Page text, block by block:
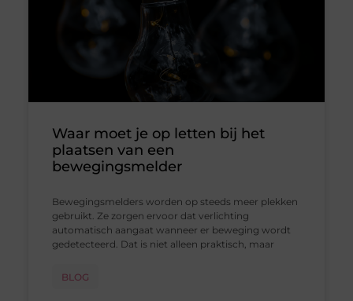
Waar moet je op letten bij het
plaatsen van een
bewegingsmelder
Bewegingsmelders worden op steeds meer plekken
gebruikt. Ze zorgen ervoor dat verlichting
automatisch aangaat wanneer er beweging wordt
gedetecteerd. Dat is niet alleen praktisch, maar
BLOG